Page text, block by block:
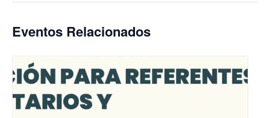
Eventos Relacionados